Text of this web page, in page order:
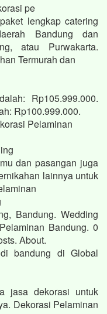
pe
lengkap catering
Bandung dan
atau Purwakarta.
Termurah dan
Rp105.999.000.
Rp100.999.000.
Pelaminan
dan pasangan juga
lainnya untuk
Bandung. Wedding
Bandung. 0
About.
bandung di Global
jasa dekorasi untuk
Dekorasi Pelaminan